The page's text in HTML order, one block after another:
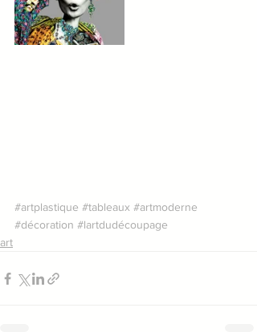
#artplastique #tableaux #artmoderne
#décoration #lartdudécoupage
art